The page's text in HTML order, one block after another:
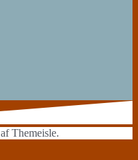
af Themeisle.